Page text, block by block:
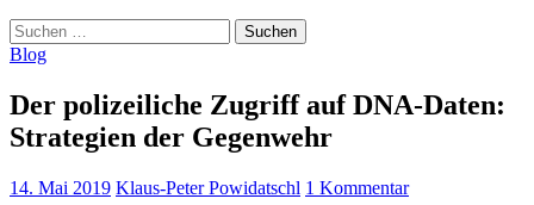
Suchen
nach:
Blog
Der polizeiliche Zugriff auf DNA-Daten:
Strategien der Gegenwehr
14. Mai 2019 Klaus-Peter Powidatschl 1 Kommentar